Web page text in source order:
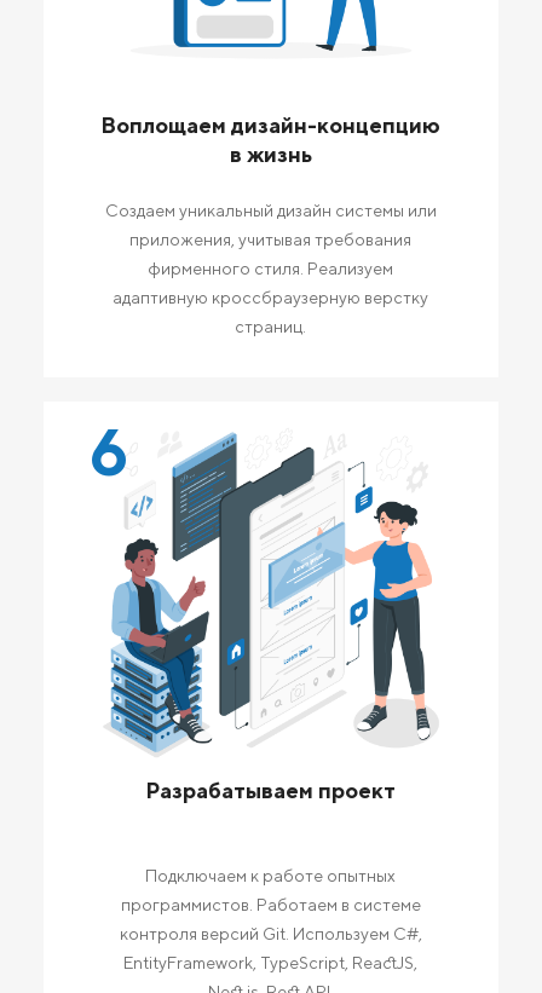
Воплощаем дизайн-концепцию
в жизнь
Создаем уникальный дизайн системы или
приложения, учитывая требования
фирменного стиля. Реализуем
адаптивную кроссбраузерную верстку
страниц.
6
Разрабатываем проект
Подключаем к работе опытных
программистов. Работаем в системе
контроля версий Git. Используем C#,
EntityFramework, TypeScript, ReactJS,